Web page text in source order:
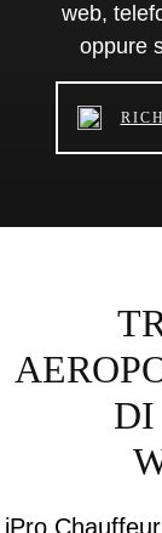
web,
oppure
DI
iPro